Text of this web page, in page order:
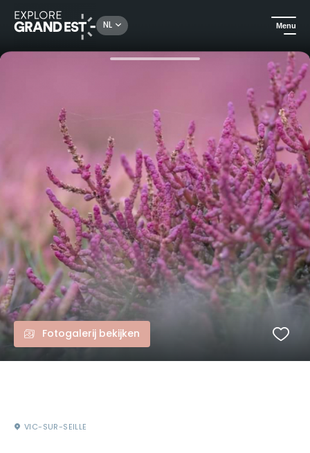
NL Menu
Kijk je ogen uit in de Grand Est Ontdekking van de halofiele flora van zoutpannen in het Saulnois-gebied
Fotogalerij bekijken
VIC-SUR-SEILLE